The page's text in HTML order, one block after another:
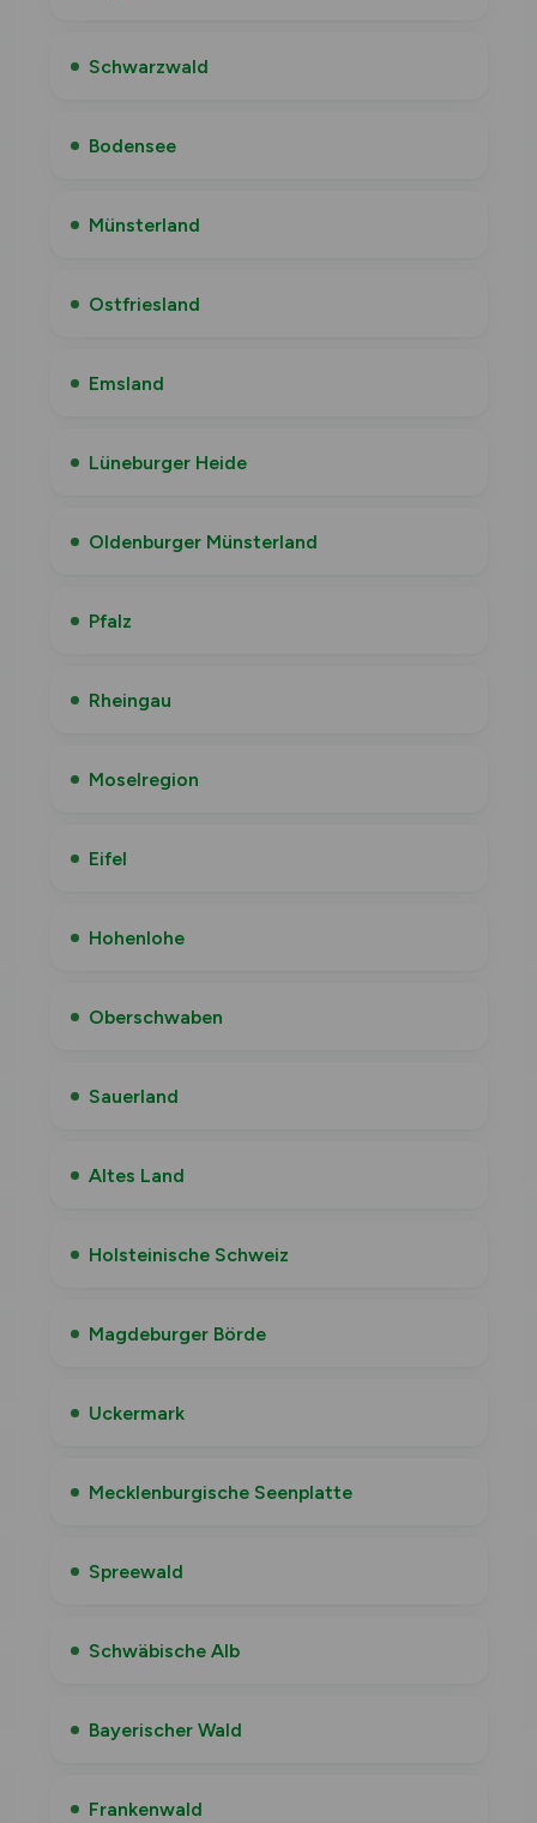
Schwarzwald
Bodensee
Münsterland
Ostfriesland
Emsland
Lüneburger Heide
Oldenburger Münsterland
Pfalz
Rheingau
Moselregion
Eifel
Hohenlohe
Oberschwaben
Sauerland
Altes Land
Holsteinische Schweiz
Magdeburger Börde
Uckermark
Mecklenburgische Seenplatte
Spreewald
Schwäbische Alb
Bayerischer Wald
Frankenwald